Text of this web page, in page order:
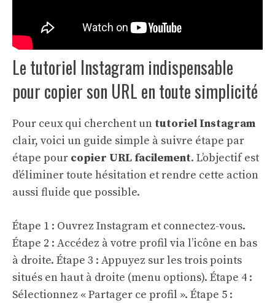
Le tutoriel Instagram indispensable
pour copier son URL en toute simplicité
Pour ceux qui cherchent un tutoriel Instagram
clair, voici un guide simple à suivre étape par
étape pour copier URL facilement. L’objectif est
d’éliminer toute hésitation et rendre cette action
aussi fluide que possible.
Étape 1 : Ouvrez Instagram et connectez-vous.
Étape 2 : Accédez à votre profil via l’icône en bas
à droite. Étape 3 : Appuyez sur les trois points
situés en haut à droite (menu options). Étape 4 :
Sélectionnez « Partager ce profil ». Étape 5 :